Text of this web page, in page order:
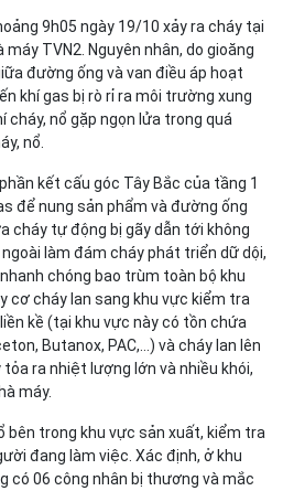
9h05 ngày 19/10 xảy ra cháy tại
máy TVN2. Nguyên nhân, do gioăng
đường ống và van điều áp hoạt
khí gas bị rò rỉ ra môi trường xung
cháy, nổ gặp ngọn lửa trong quá
nổ.
kết cấu góc Tây Bắc của tầng 1
để nung sản phẩm và đường ống
cháy tự động bị gãy dẫn tới không
làm đám cháy phát triển dữ dội,
chóng bao trùm toàn bộ khu
cơ cháy lan sang khu vực kiểm tra
kề (tại khu vực này có tồn chứa
Butanox, PAC,…) và cháy lan lên
ra nhiệt lượng lớn và nhiều khói,
máy.
bên trong khu vực sản xuất, kiểm tra
đang làm việc. Xác định, ở khu
có 06 công nhân bị thương và mắc